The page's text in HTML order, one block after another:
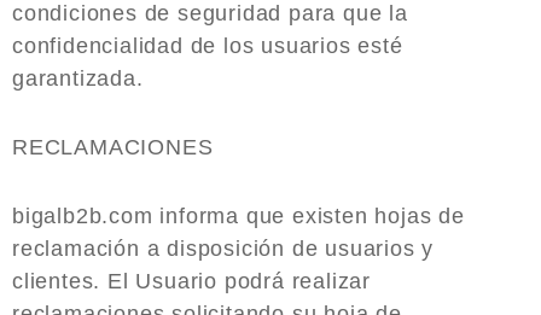
condiciones de seguridad para que la
confidencialidad de los usuarios esté
garantizada.
RECLAMACIONES
bigalb2b.com informa que existen hojas de
reclamación a disposición de usuarios y
clientes. El Usuario podrá realizar